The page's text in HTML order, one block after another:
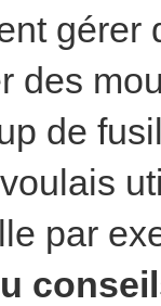
gérer
des
de
par